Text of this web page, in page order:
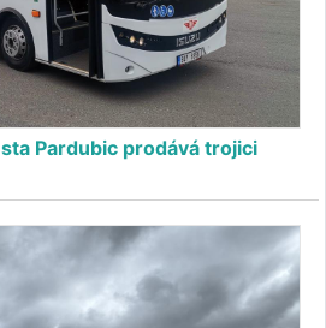
Pardubic prodává trojici